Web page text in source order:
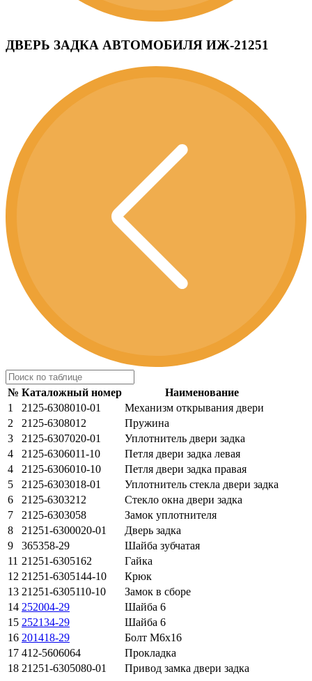
ДВЕРЬ ЗАДКА АВТОМОБИЛЯ ИЖ-21251
№ Каталожный номер
Наименование
1
2125-6308010-01
Механизм открывания двери
2
2125-6308012
Пружина
3
2125-6307020-01
Уплотнитель двери задка
4
2125-6306011-10
Петля двери задка левая
4
2125-6306010-10
Петля двери задка правая
5
2125-6303018-01
Уплотнитель стекла двери задка
6
2125-6303212
Стекло окна двери задка
7
2125-6303058
Замок уплотнителя
8
21251-6300020-01
Дверь задка
9
365358-29
Шайба зубчатая
11 21251-6305162
Гайка
12 21251-6305144-10
Крюк
13 21251-6305110-10
Замок в сборе
14 252004-29
Шайба 6
15 252134-29
Шайба 6
16 201418-29
Болт М6х16
17 412-5606064
Прокладка
18 21251-6305080-01 Привод замка двери задка